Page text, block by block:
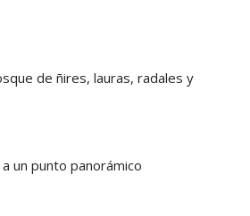
de ñires, lauras, radales y
un punto panorámico